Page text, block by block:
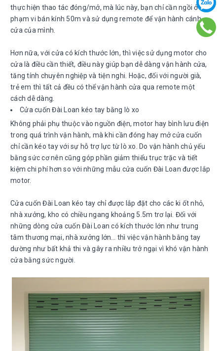
thực hiện thao tác đóng/mở, mà lúc này, bạn chỉ cần ngồi ở
phạm vi bán kính 50m và sử dụng remote để vận hành cánh
cửa của mình.
Hơn nữa, với cửa có kích thước lớn, thì việc sử dụng motor cho
cửa là điều cần thiết, điều này giúp bạn dễ dàng vận hành cửa,
tăng tính chuyên nghiệp và tiện nghi. Hoặc, đối với người già,
trẻ em thì tất cả đều có thể vận hành cửa qua remote một
cách dễ dàng.
Cửa cuốn Đài Loan kéo tay bằng lò xo
Không phải phụ thuộc vào nguồn điện, motor hay bình lưu điện
trong quá trình vận hành, mà khi cần đóng hay mở cửa cuốn
chỉ cần kéo tay với sự hỗ trợ lực từ lò xo. Do vận hành chủ yếu
bằng sức cơ nên cũng góp phần giảm thiểu trục trặc và tiết
kiệm chi phí hơn so với những mẫu cửa cuốn Đài Loan được lắp
motor.
Cửa cuốn Đài Loan kéo tay chỉ được lắp đặt cho các ki ốt nhỏ,
nhà xưởng, kho có chiều ngang khoảng 5.5m trơ lại. Đối với
những dòng cửa cuốn Đài Loan có kích thước lớn như trung
tâm thương mại, nhà xưởng lớn… thì việc vận hành bằng tay
dường như bất khả thi và gây ra nhiều trở ngại vì khó vận hành
cửa bằng sức người.